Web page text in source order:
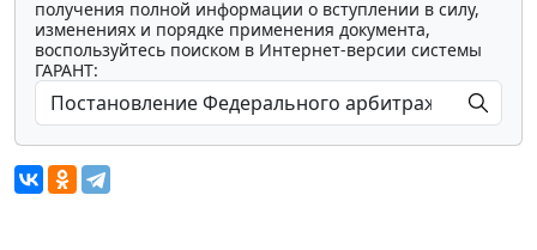
получения полной информации о вступлении в силу,
изменениях и порядке применения документа,
воспользуйтесь поиском в Интернет-версии системы
ГАРАНТ: